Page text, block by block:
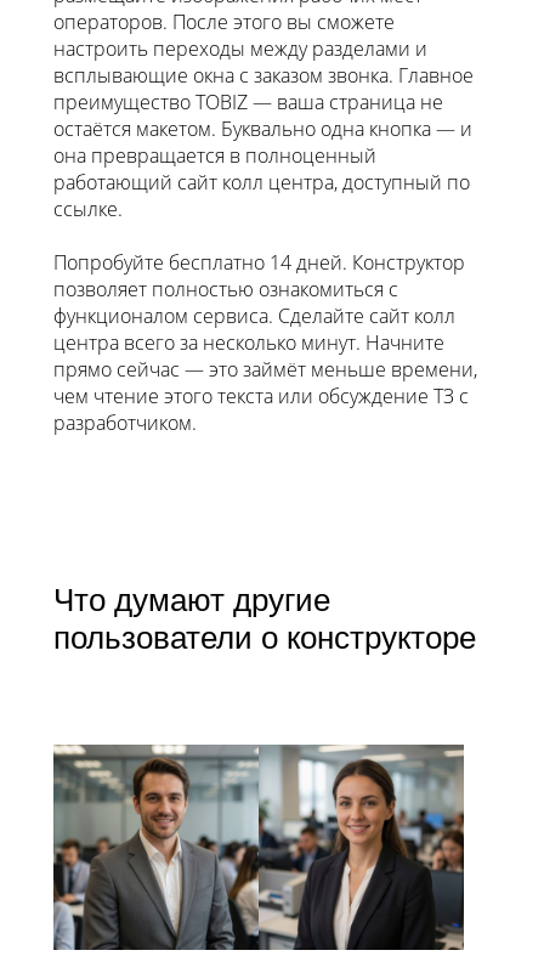
операторов. После этого вы сможете
настроить переходы между разделами и
всплывающие окна с заказом звонка. Главное
преимущество TOBIZ — ваша страница не
остаётся макетом. Буквально одна кнопка — и
она превращается в полноценный
работающий сайт колл центра, доступный по
ссылке.
Попробуйте бесплатно 14 дней. Конструктор
позволяет полностью ознакомиться с
функционалом сервиса. Сделайте сайт колл
центра всего за несколько минут. Начните
прямо сейчас — это займёт меньше времени,
чем чтение этого текста или обсуждение ТЗ с
разработчиком.
Что думают другие
пользователи о конструкторе